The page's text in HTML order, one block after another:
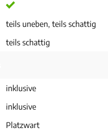
teils uneben, teils schattig
teils schattig
inklusive
inklusive
Platzwart